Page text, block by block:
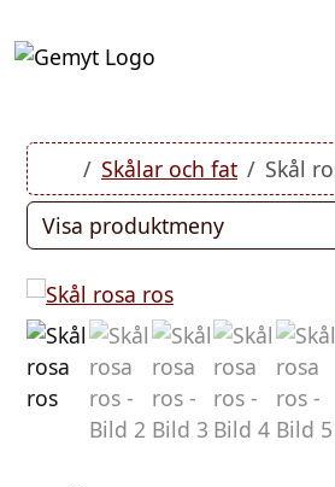
Home
Skålar och fat Skål
Visa produktmeny